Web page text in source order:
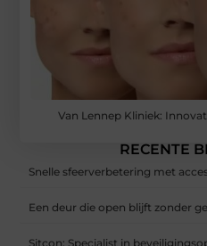
Van Lennep Kliniek:
RECENTE
Snelle sfeerverbetering met
Een deur die open blijft zonder
Sitcon: Specialist in